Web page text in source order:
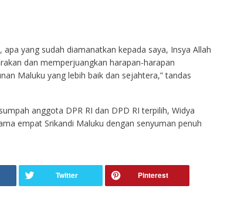
yang sudah diamanatkan kepada saya, Insya Allah
dan memperjuangkan harapan-harapan
Maluku yang lebih baik dan sejahtera,” tandas
anggota DPR RI dan DPD RI terpilih, Widya
empat Srikandi Maluku dengan senyuman penuh